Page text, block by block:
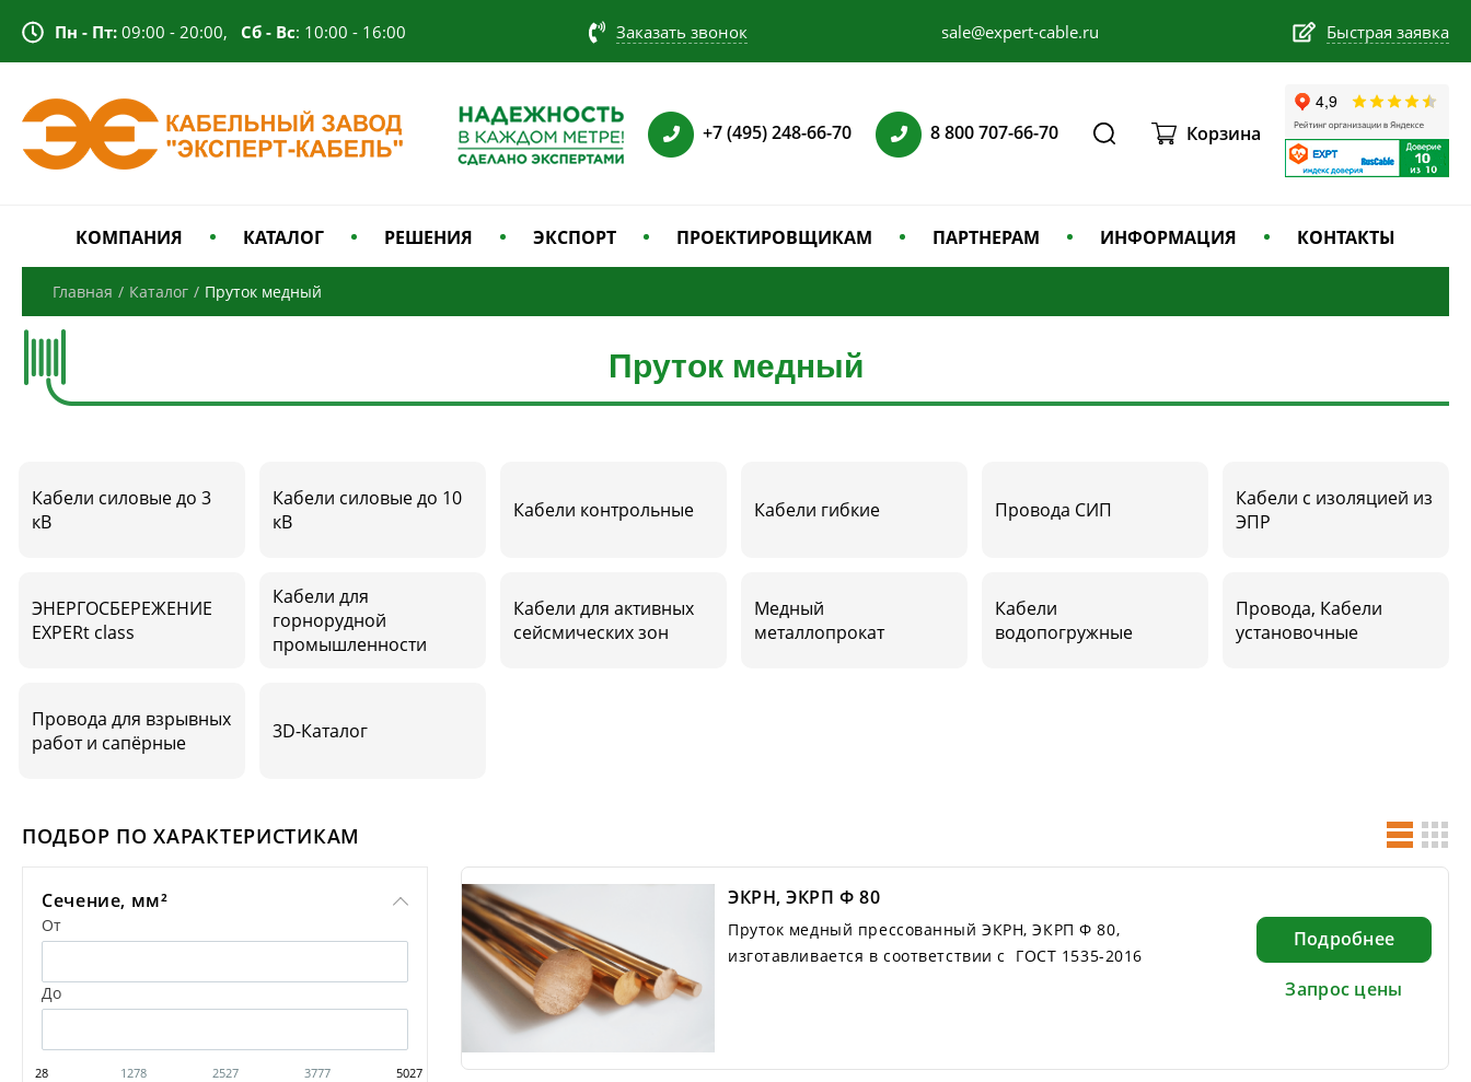
Пн - Пт: 09:00 - 20:00, Сб - Вс: 10:00 - 16:00 Заказать звонок sale@expert-cable.ru Быстрая заявка
+7 (495) 248-66-70 8 800 707-66-70 Корзина
КОМПАНИЯ КАТАЛОГ РЕШЕНИЯ ЭКСПОРТ ПРОЕКТИРОВЩИКАМ ПАРТНЕРАМ ИНФОРМАЦИЯ КОНТАКТЫ
Главная / Каталог / Пруток медный
Пруток медный
Кабели силовые до 3
кВ
Кабели силовые до 10
кВ
Кабели контрольные Кабели гибкие Провода СИП
Кабели с изоляцией из
ЭПР
ЭНЕРГОСБЕРЕЖЕНИЕ
EXPERt class
Кабели для
горнорудной
промышленности
Кабели для активных
сейсмических зон
Медный
металлопрокат
Кабели
водопогружные
Провода, Кабели
установочные
Провода для взрывных
работ и сапёрные
3D-Каталог
ПОДБОР ПО ХАРАКТЕРИСТИКАМ
Сечение, мм²
От
До
28 1278 2527 3777 5027
ЭКРН, ЭКРП Ф 80
Пруток медный прессованный ЭКРН, ЭКРП Ф 80,
изготавливается в соответствии с ГОСТ 1535-2016
Подробнее
Запрос цены